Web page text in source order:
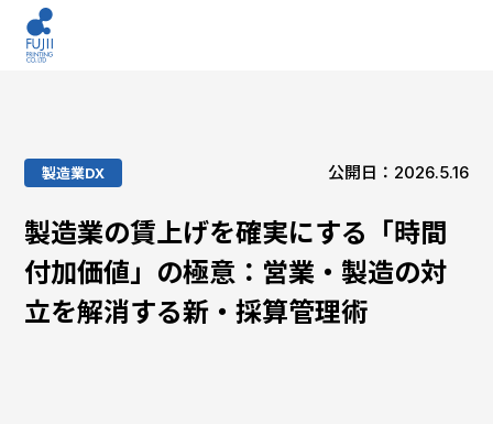
製造業DX 公開日：2026.5.16
製造業の賃上げを確実にする「時間
付加価値」の極意：営業・製造の対
立を解消する新・採算管理術